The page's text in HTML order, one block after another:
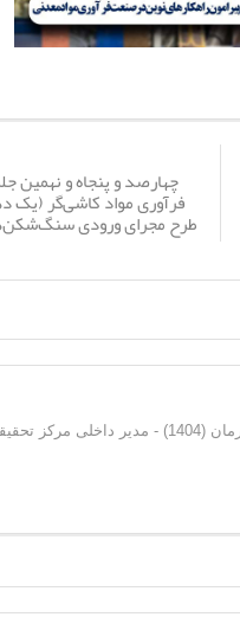
چهارصد و پنجاه و نهمین
فرآوری مواد کاشی‌گر (یک
طرح مجرای ورودی
دکترای فرآوری مواد معدنی از دانشگاه شهید